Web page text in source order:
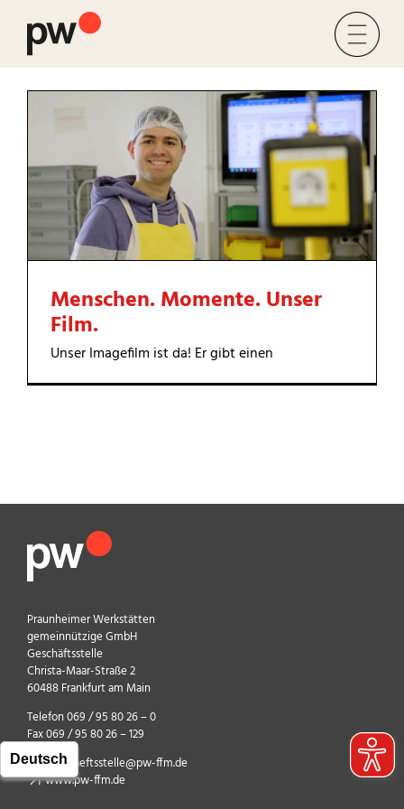
Inhalt
springen
Leben & Arbeit
Dienstleistungen & Produktion
Über uns
Karriere & Ausbildung
Menschen. Momente. Unser
Film.
Unser Imagefilm ist da! Er gibt einen
Praunheimer Werkstätten
gemeinnützige GmbH
Geschäftsstelle
Christa-Maar-Straße 2
60488 Frankfurt am Main
Telefon 069 / 95 80 26 – 0
Fax 069 / 95 80 26 – 129
geschaeftsstelle@pw-ffm.de
www.pw-ffm.de